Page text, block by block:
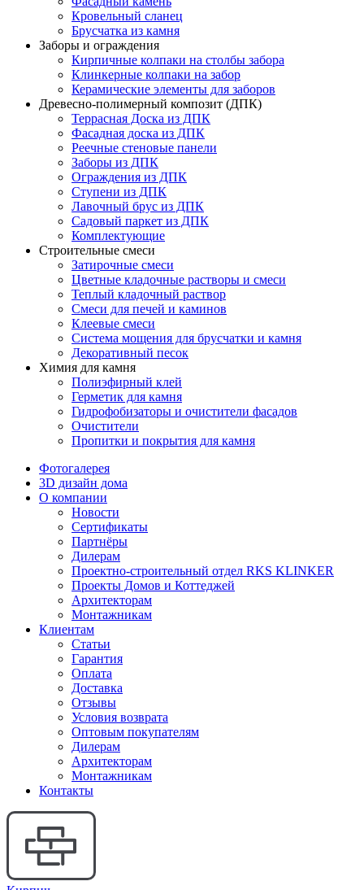
Кровельный сланец
Брусчатка из камня
Заборы и ограждения
Кирпичные колпаки на столбы забора
Клинкерные колпаки на забор
Керамические элементы для заборов
Древесно-полимерный композит (ДПК)
Террасная Доска из ДПК
Фасадная доска из ДПК
Реечные стеновые панели
Заборы из ДПК
Ограждения из ДПК
Ступени из ДПК
Лавочный брус из ДПК
Садовый паркет из ДПК
Комплектующие
Строительные смеси
Затирочные смеси
Цветные кладочные растворы и смеси
Теплый кладочный раствор
Смеси для печей и каминов
Клеевые смеси
Система мощения для брусчатки и камня
Декоративный песок
Химия для камня
Полиэфирный клей
Герметик для камня
Гидрофобизаторы и очистители фасадов
Очистители
Пропитки и покрытия для камня
Фотогалерея
3D дизайн дома
О компании
Новости
Сертификаты
Партнёры
Дилерам
Проектно-строительный отдел RKS KLINKER
Проекты Домов и Коттеджей
Архитекторам
Монтажникам
Клиентам
Статьи
Гарантия
Оплата
Доставка
Отзывы
Условия возврата
Оптовым покупателям
Дилерам
Архитекторам
Монтажникам
Контакты